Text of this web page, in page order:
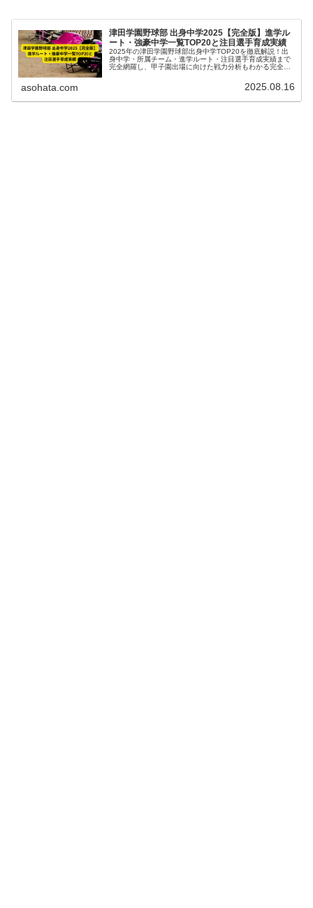
津田学園野球部 出身中学2025【完全版】進学ル
ート・強豪中学一覧TOP20と注目選手育成実績
2025年の津田学園野球部出身中学TOP20を徹底解説！出
身中学・所属チーム・進学ルート・注目選手育成実績まで
完全網羅し、甲子園出場に向けた戦力分析もわかる完全版
asohata.com 2025.08.16